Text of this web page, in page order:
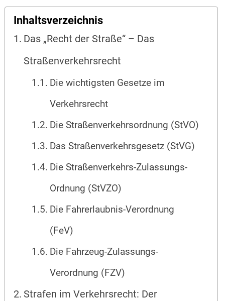
Inhaltsverzeichnis
Das „Recht der Straße“ – Das
Straßenverkehrsrecht
Die wichtigsten Gesetze im
Verkehrsrecht
Die Straßenverkehrsordnung (StVO)
Das Straßenverkehrsgesetz (StVG)
Die Straßenverkehrs-Zulassungs-
Ordnung (StVZO)
Die Fahrerlaubnis-Verordnung
(FeV)
Die Fahrzeug-Zulassungs-
Verordnung (FZV)
Strafen im Verkehrsrecht: Der